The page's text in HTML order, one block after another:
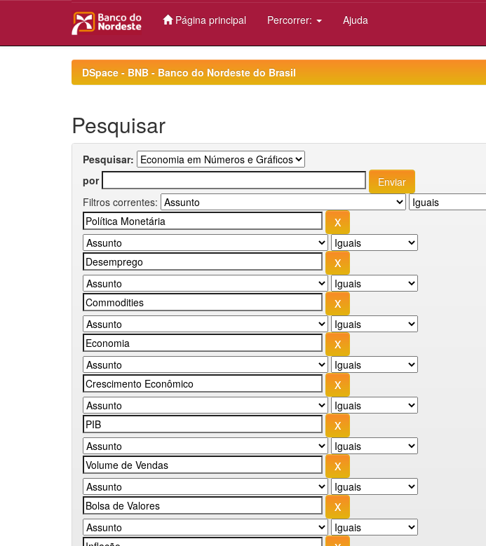
Página principal Percorrer: Ajuda
DSpace - BNB - Banco do Nordeste do Brasil
Pesquisar
Pesquisar:
por
Filtros correntes: